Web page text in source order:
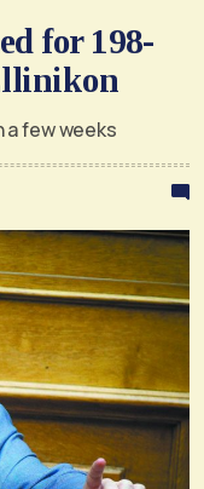
for 198-
few weeks